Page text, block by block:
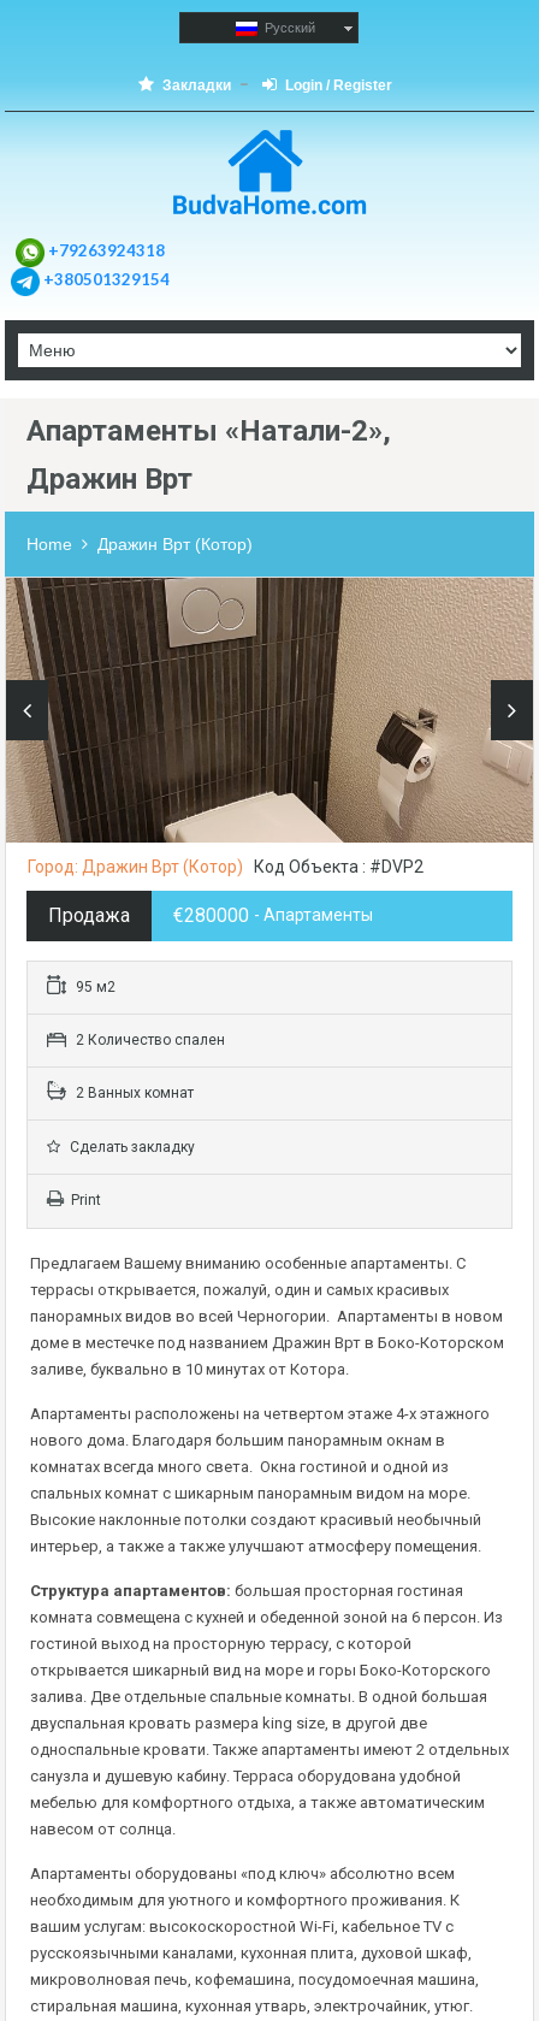
Русский
Закладки Login / Register
+79263924318
+380501329154
Апартаменты «Натали-2»,
Дражин Врт
Home Дражин Врт (Котор)
Город: Дражин Врт (Котор) Код Объекта : #DVP2
Продажа €280000 - Апартаменты
95 м2
2 Количество спален
2 Ванных комнат
Сделать закладку
Print
Предлагаем Вашему вниманию особенные апартаменты. С
террасы открывается, пожалуй, один и самых красивых
панорамных видов во всей Черногории. Апартаменты в новом
доме в местечке под названием Дражин Врт в Боко-Которском
заливе, буквально в 10 минутах от Котора.
Апартаменты расположены на четвертом этаже 4-х этажного
нового дома. Благодаря большим панорамным окнам в
комнатах всегда много света. Окна гостиной и одной из
спальных комнат с шикарным панорамным видом на море.
Высокие наклонные потолки создают красивый необычный
интерьер, а также а также улучшают атмосферу помещения.
Структура апартаментов: большая просторная гостиная
комната совмещена с кухней и обеденной зоной на 6 персон. Из
гостиной выход на просторную террасу, с которой
открывается шикарный вид на море и горы Боко-Которского
залива. Две отдельные спальные комнаты. В одной большая
двуспальная кровать размера king size, в другой две
односпальные кровати. Также апартаменты имеют 2 отдельных
санузла и душевую кабину. Терраса оборудована удобной
мебелью для комфортного отдыха, а также автоматическим
навесом от солнца.
Апартаменты оборудованы «под ключ» абсолютно всем
необходимым для уютного и комфортного проживания. К
вашим услугам: высокоскоростной Wi-Fi, кабельное TV с
русскоязычными каналами, кухонная плита, духовой шкаф,
микроволновая печь, кофемашина, посудомоечная машина,
стиральная машина, кухонная утварь, электрочайник, утюг.